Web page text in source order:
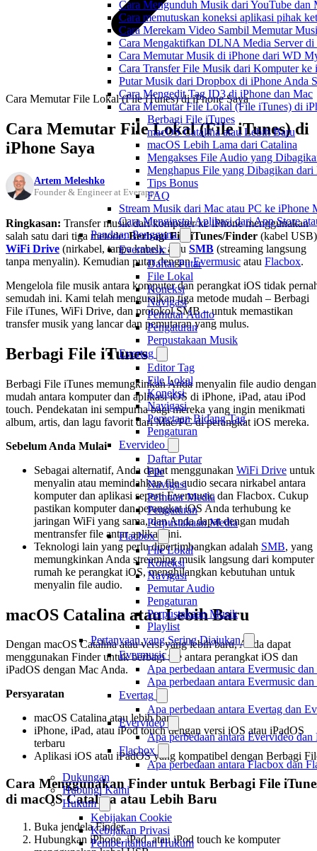
Cara Mengunduh Musik dari YouTube
Cara memutuskan koneksi aplikasi pihak
Cara Merekam Video Sambil Memutar
Cara Mengaktifkan DLNA Media Server
Cara Memutar Musik di iPhone dari WD
Cara Transfer File Musik dari Komputer
Putar Musik dari Dropbox di iPhone Anda
Cara Mengedit Tag ID3 di iPhone dan Mac
Cara Memutar File Lokal (File iTunes) di
Berbagi File iTunes
macOS Catalina atau Lebih Baru
macOS Lebih Lama dari Catalina
Mengakses File Audio yang
Menghapus File yang Dibagikan dari
Tips Bonus
FAQ
Stream Musik dari Mac atau PC ke iPhone
Cara Menginstal Aplikasi dari App Store
Panduan Pengguna
Evermusic
Daftar Putar
File Lokal
Koneksi
Navigasi
Pemutar Audio
Pengaturan
Perpustakaan Musik
Evertag
Editor Tag
File Lokal
Koneksi
Navigasi
Pemetaan Bidang Tag
Pengaturan
Evervideo
Daftar Putar
File
Navigasi
Pemutar Media
Pengaturan
Perpustakaan Media
Flacbox
File Lokal
Koneksi
Navigasi
Pemutar Audio
Pengaturan
Perpustakaan Musik
Playlist
Pertanyaan yang Sering Diajukan
Evermusic
Apa perbedaan antara Evermusic
Apa perbedaan antara Evermusic
Evertag
Apa perbedaan antara Evertag dan
Evervideo
Apa perbedaan antara Evervideo
Flacbox
Apa perbedaan antara Flacbox dan
Dukungan
Hubungi Kami
Hukum
Kebijakan Cookie
Kebijakan Privasi
Pemberitahuan Hukum
Cara Memutar File Lokal (File iTunes) di iPhone Saya
Cara Memutar File Lokal (File iTunes) di
iPhone Saya
Artem Meleshko
Founder & Engineer at Everappz
Ringkasan: Transfer musik dari komputer ke iPhone menggunakan
salah satu dari tiga metode:Berbagi File iTunes/Finder (kabel
WiFi Drive (nirkabel, tanpa kabel), atau SMB (streaming langsung
tanpa menyalin). Kemudian putar denganEvermusic atau Flacbox.
Mengelola file musik antara komputer dan perangkat iOS tidak
semudah ini. Kami telah menguraikan tiga metode mudah – Berbagi
File iTunes, WiFi Drive, dan protokol SMB – untuk memastikan
transfer musik yang lancar dan pemutaran yang mulus.
Berbagi File iTunes
Berbagi File iTunes memungkinkan Anda menyalin file audio dengan
mudah antara komputer dan aplikasi iOS di iPhone, iPad, atau iPod
touch. Pendekatan ini sempurna bagi mereka yang ingin menikmati
album, artis, dan lagu favorit dari Mac/PC di perangkat iOS mereka.
Sebelum Anda Mulai
Sebagai alternatif, Anda dapat menggunakan WiFi Drive untuk
menyalin atau memindahkan file audio secara nirkabel antara
komputer dan aplikasi seperti Evermusic dan Flacbox. Cukup
pastikan komputer dan perangkat iOS Anda terhubung ke
jaringan WiFi yang sama, dan Anda dapat dengan mudah
mentransfer file antar aplikasi ini.
Teknologi lain yang perlu dipertimbangkan adalah SMB, yang
memungkinkan Anda streaming musik langsung dari komputer
rumah ke perangkat iOS, menghilangkan kebutuhan untuk
menyalin file audio.
macOS Catalina atau Lebih Baru
Dengan macOS Catalina atau versi yang lebih baru, Anda dapat
menggunakan Finder untuk berbagi file antara perangkat iOS dan
iPadOS dengan Mac Anda.
Persyaratan
macOS Catalina atau lebih baru
iPhone, iPad, atau iPod touch dengan versi iOS atau iPadOS
terbaru
Aplikasi iOS atau iPadOS yang kompatibel dengan Berbagi
Cara Menggunakan Finder untuk Berbagi File
di macOS Catalina atau Lebih Baru
Buka jendela Finder.
Hubungkan iPhone, iPad, atau iPod touch ke komputer